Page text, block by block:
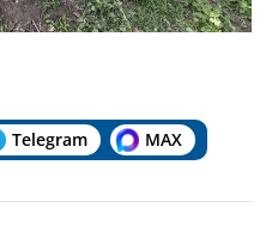
Telegram MAX